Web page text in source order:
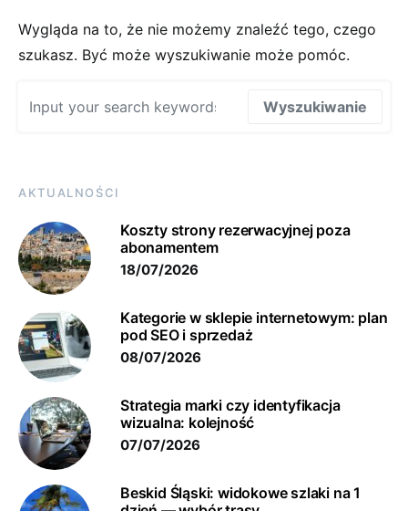
Wygląda na to, że nie możemy znaleźć tego, czego
szukasz. Być może wyszukiwanie może pomóc.
Wyszukiwanie
AKTUALNOŚCI
Koszty strony rezerwacyjnej poza
abonamentem
18/07/2026
Kategorie w sklepie internetowym: plan
pod SEO i sprzedaż
08/07/2026
Strategia marki czy identyfikacja
wizualna: kolejność
07/07/2026
Beskid Śląski: widokowe szlaki na 1